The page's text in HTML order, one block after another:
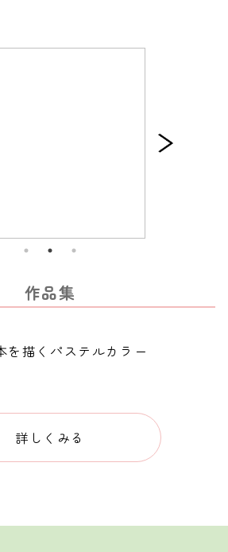
作品集
を描くパステルカラー
詳しくみる